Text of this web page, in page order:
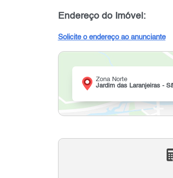
Endereço do Imóvel:
Solicite o endereço ao anunciante
Zona Norte
Jardim das Laranjeiras -